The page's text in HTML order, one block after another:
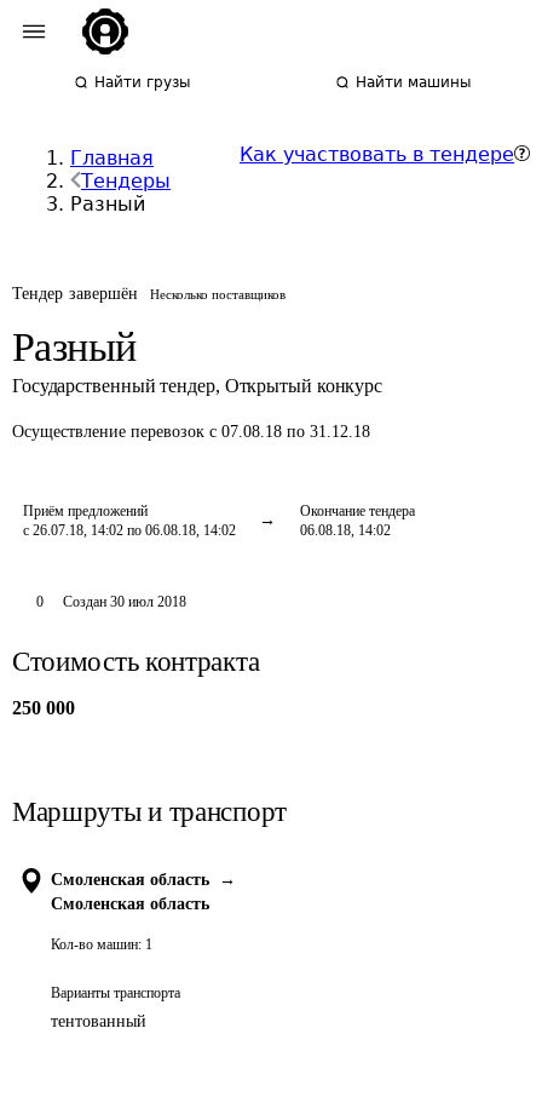
Найти грузы Найти машины
Главная
Тендеры
Разный
Как участвовать в тендере
Тендер завершён Несколько поставщиков
Разный
Государственный тендер, Открытый конкурс
Осуществление перевозок с 07.08.18 по 31.12.18
Приём предложений
с 26.07.18, 14:02 по 06.08.18, 14:02
Окончание тендера
06.08.18, 14:02
0 Создан 30 июл 2018
Стоимость контракта
250 000
Маршруты и транспорт
Смоленская область
→
Смоленская область
Кол-во машин: 1
Варианты транспорта
тентованный